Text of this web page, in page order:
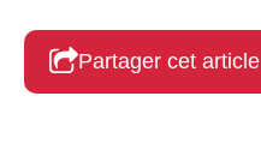
Partager cet article